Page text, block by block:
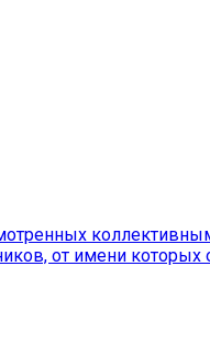
от имени которых